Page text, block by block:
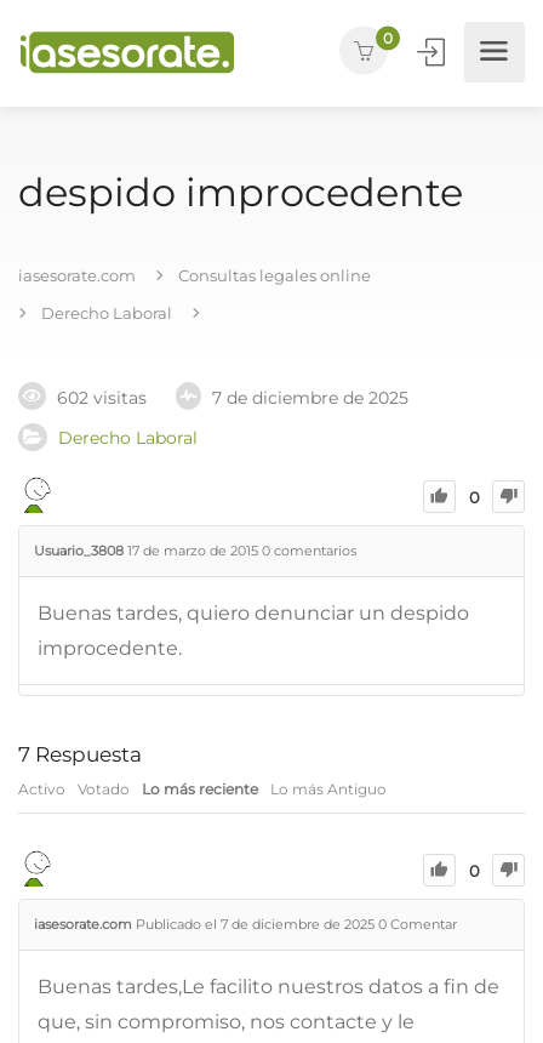
0
despido improcedente
iasesorate.com
Consultas legales online
Derecho Laboral
602 visitas
7 de diciembre de 2025
Derecho Laboral
0
Usuario_3808 17 de marzo de 2015 0 comentarios
Buenas tardes, quiero denunciar un despido
improcedente.
7 Respuesta
Activo Votado Lo más reciente Lo más Antiguo
0
iasesorate.com Publicado el 7 de diciembre de 2025 0 Comentar
Buenas tardes,Le facilito nuestros datos a fin de
que, sin compromiso, nos contacte y le